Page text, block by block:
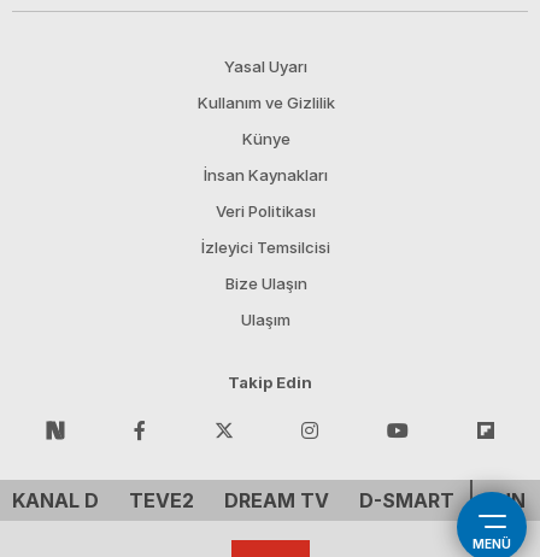
MENÜ
Yasal Uyarı
Kullanım ve Gizlilik
Künye
İnsan Kaynakları
Veri Politikası
İzleyici Temsilcisi
Bize Ulaşın
Ulaşım
Takip Edin
KANAL D TEVE2 DREAM TV D-SMART CNN